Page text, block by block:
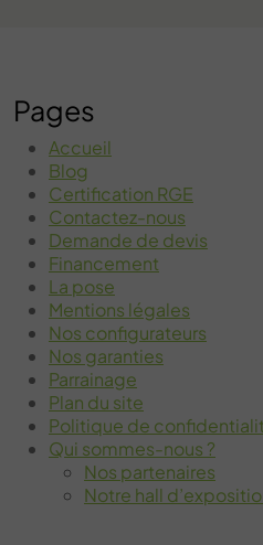
Pages
Accueil
Blog
Certification RGE
Contactez-nous
Demande de devis
Financement
La pose
Mentions légales
Nos configurateurs
Nos garanties
Parrainage
Plan du site
Politique de
Qui sommes-nous ?
Nos partenaires
Notre hall